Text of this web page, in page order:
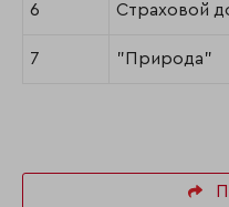
6 Страховой
7 "Природа"